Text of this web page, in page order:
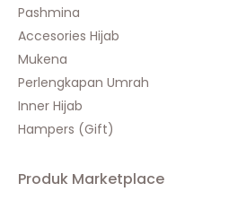
Pashmina
Accesories Hijab
Mukena
Perlengkapan Umrah
Inner Hijab
Hampers (Gift)
Produk Marketplace